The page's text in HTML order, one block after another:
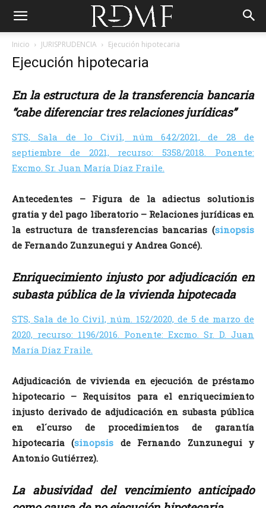
Inicio JURISPRUDENCIA Ejecución hipotecaria
Ejecución hipotecaria
En la estructura de la transferencia bancaria
“cabe diferenciar tres relaciones jurídicas”
STS, Sala de lo Civil, núm 642/2021, de 28 de
septiembre de 2021, recurso: 5358/2018. Ponente:
Excmo. Sr. Juan María Díaz Fraile.
Antecedentes – Figura de la adiectus solutionis
gratia y del pago liberatorio – Relaciones jurídicas en
la estructura de transferencias bancarias (sinopsis
de Fernando Zunzunegui y Andrea Goncé).
Enriquecimiento injusto por adjudicación en
subasta pública de la vivienda hipotecada
STS, Sala de lo Civil, núm. 152/2020, de 5 de marzo de
2020, recurso: 1196/2016. Ponente: Excmo. Sr. D. Juan
María Díaz Fraile.
Adjudicación de vivienda en ejecución de préstamo
hipotecario – Requisitos para el enriquecimiento
injusto derivado de adjudicación en subasta pública
en el´curso de procedimientos de garantía
hipotecaria (sinopsis de Fernando Zunzunegui y
Antonio Gutiérrez).
La abusividad del vencimiento anticipado